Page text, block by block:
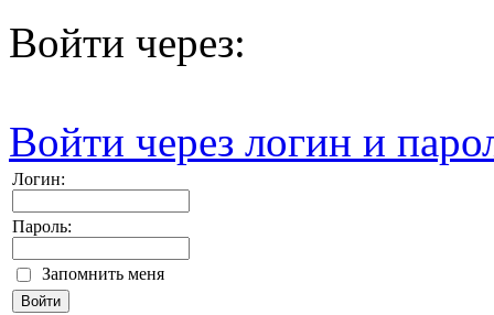
Войти через:
Войти через логин и
Логин:
Пароль:
Запомнить меня